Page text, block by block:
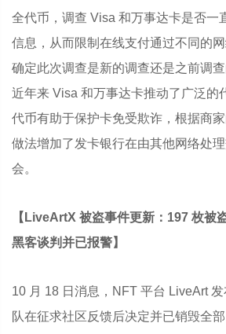
全代币，调查 Visa 和万事达卡是否一
信息，从而限制在线支付通过不同的
确定此次调查是新的调查还是之前调查
近年来 Visa 和万事达卡推动了广泛的
代币有助于保护卡免受欺诈，根据商
做法增加了发卡银行在由其他网络处
会。
【LiveArtX 被盗事件更新：197 枚被
黑客谈判并已报警】
10 月 18 日消息，NFT 平台 LiveArt
队在征求社区反馈后决定并已销毁全